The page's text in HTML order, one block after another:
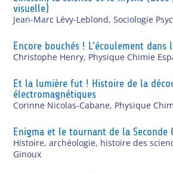
visuelle)
Jean-Marc Lévy-Leblond,Sociologie
Encore bouchés ! L’écoulement dans
Christophe Henry, Physique Chimie
Et la lumière fut ! Histoire de la
électromagnétiques
Corinne Nicolas-Cabane, Physique
Enigma et le tournant de la Seconde
Histoire, archéologie, histoire des
Ginoux